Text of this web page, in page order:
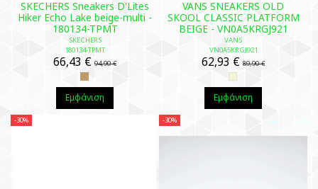
SKECHERS Sneakers D'Lites
Hiker Echo Lake beige-multi -
180134-TPMT
SKECHERS
180134-TPMT
66,43 € 94,90 €
Εμφάνιση
VANS SNEAKERS OLD
SKOOL CLASSIC PLATFORM
BEIGE - VN0A5KRGJ921
VANS
VN0A5KRGJ921
62,93 € 89,90 €
Εμφάνιση
-30% -30%